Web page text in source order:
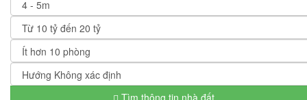
Tìm thông tin nhà đất